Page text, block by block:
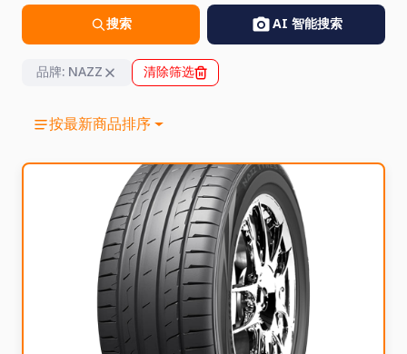
搜索 AI 智能搜索
品牌: NAZZ 清除筛选
按最新商品排序